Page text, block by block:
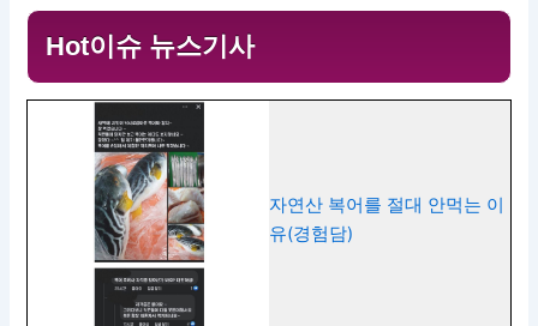
Hot이슈 뉴스기사
자연산 복어를 절대 안먹는 이
유(경험담)